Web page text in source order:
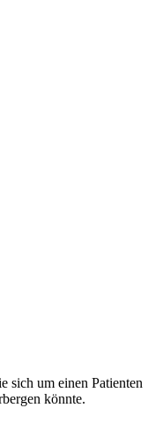
sich um einen Patienten
könnte.